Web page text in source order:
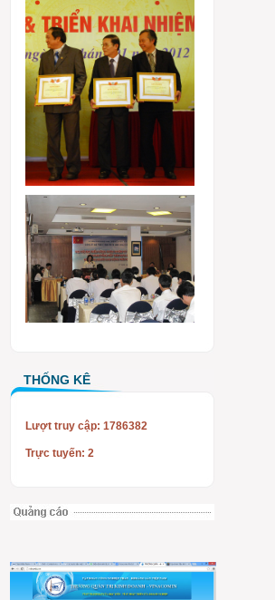
THỐNG KÊ
Lượt truy cập: 1786382
Trực tuyến: 2